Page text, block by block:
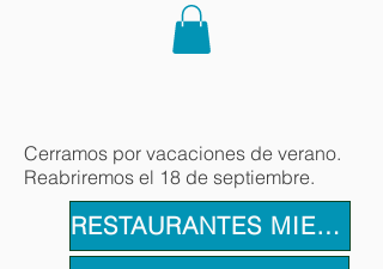
Cerramos por vacaciones de verano.
Reabriremos el 18 de septiembre.
RESTAURANTES MIEMBROS